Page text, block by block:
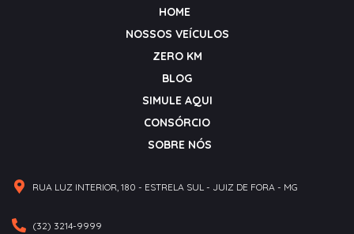
HOME
NOSSOS VEÍCULOS
ZERO KM
BLOG
SIMULE AQUI
CONSÓRCIO
SOBRE NÓS
RUA LUZ INTERIOR, 180 - ESTRELA SUL - JUIZ DE FORA - MG
(32) 3214-9999